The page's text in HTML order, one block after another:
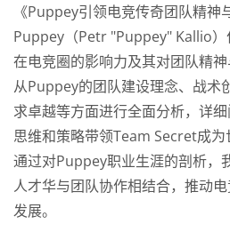
《Puppey引领电竞传奇团队精神
Puppey（Petr "Puppey" Kallio
在电竞圈的影响力及其对团队精
从Puppey的团队建设理念、战术
求卓越等方面进行全面分析，详
思维和策略带领Team Secret成为
通过对Puppey职业生涯的剖析，
人才华与团队协作相结合，推动
发展。